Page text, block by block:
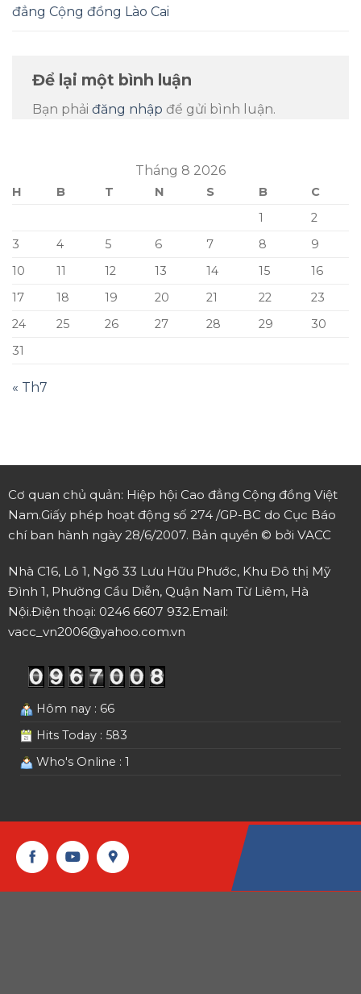
đẳng Cộng đồng Lào Cai
Để lại một bình luận
Bạn phải đăng nhập để gửi bình luận.
Tháng 8 2026
H B T N S B
C
1
2
3
4 5 6 7 8
9
10
11 12 13 14 15
16
17
18 19 20 21 22
23
24
25 26 27 28 29
30
31
« Th7
Cơ quan chủ quản: Hiệp hội Cao đẳng Cộng đồng Việt
Nam.Giấy phép hoạt động số 274 /GP-BC do Cục Báo
chí ban hành ngày 28/6/2007. Bản quyền © bởi VACC
Nhà C16, Lô 1, Ngõ 33 Lưu Hữu Phước, Khu Đô thị Mỹ
Đình 1, Phường Cầu Diễn, Quận Nam Từ Liêm, Hà
Nội.Điện thoại: 0246 6607 932.Email:
vacc_vn2006@yahoo.com.vn
Hôm nay : 66
Hits Today : 583
Who's Online : 1